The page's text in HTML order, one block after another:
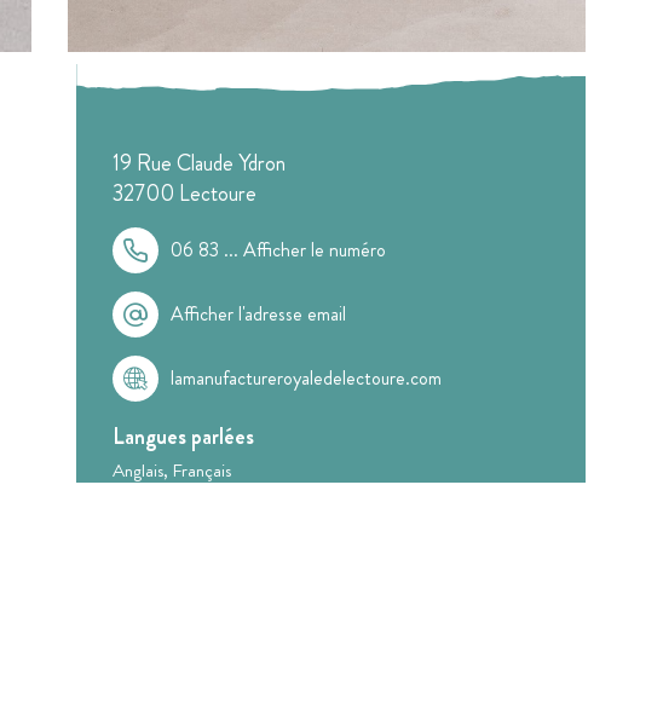
19 Rue Claude Ydron
32700 Lectoure
06 83 ...Afficher le numéro
Afficher l'adresse email
lamanufactureroyaledelectoure.com
Langues parlées
Anglais Français